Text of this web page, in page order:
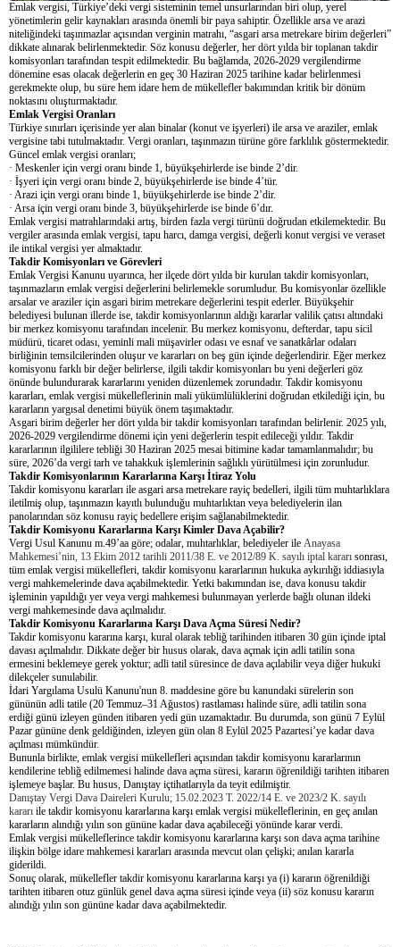
Emlak vergisi, Türkiye’deki vergi sisteminin temel unsurlarından biri olup, yerel
yönetimlerin gelir kaynakları arasında önemli bir paya sahiptir. Özellikle arsa ve arazi
niteliğindeki taşınmazlar açısından verginin matrahı, “asgari arsa metrekare birim değerleri”
dikkate alınarak belirlenmektedir. Söz konusu değerler, her dört yılda bir toplanan takdir
komisyonları tarafından tespit edilmektedir. Bu bağlamda, 2026-2029 vergilendirme
dönemine esas olacak değerlerin en geç 30 Haziran 2025 tarihine kadar belirlenmesi
gerekmekte olup, bu süre hem idare hem de mükellefler bakımından kritik bir dönüm
noktasını oluşturmaktadır.
Emlak Vergisi Oranları
Türkiye sınırları içerisinde yer alan binalar (konut ve işyerleri) ile arsa ve araziler, emlak
vergisine tabi tutulmaktadır. Vergi oranları, taşınmazın türüne göre farklılık göstermektedir.
Güncel emlak vergisi oranları;
· Meskenler için vergi oranı binde 1, büyükşehirlerde ise binde 2’dir.
· İşyeri için vergi oranı binde 2, büyükşehirlerde ise binde 4’tür.
· Arazi için vergi oranı binde 1, büyükşehirlerde ise binde 2’dir.
· Arsa için vergi oranı binde 3, büyükşehirlerde ise binde 6’dır.
Emlak vergisi matrahlarındaki artış, birden fazla vergi türünü doğrudan etkilemektedir. Bu
vergiler arasında emlak vergisi, tapu harcı, damga vergisi, değerli konut vergisi ve veraset
ile intikal vergisi yer almaktadır.
Takdir Komisyonları ve Görevleri
Emlak Vergisi Kanunu uyarınca, her ilçede dört yılda bir kurulan takdir komisyonları,
taşınmazların emlak vergisi değerlerini belirlemekle sorumludur. Bu komisyonlar özellikle
arsalar ve araziler için asgari birim metrekare değerlerini tespit ederler. Büyükşehir
belediyesi bulunan illerde ise, takdir komisyonlarının aldığı kararlar valilik çatısı altındaki
bir merkez komisyonu tarafından incelenir. Bu merkez komisyonu, defterdar, tapu sicil
müdürü, ticaret odası, yeminli mali müşavirler odası ve esnaf ve sanatkârlar odaları
birliğinin temsilcilerinden oluşur ve kararları on beş gün içinde değerlendirir. Eğer merkez
komisyonu farklı bir değer belirlerse, ilgili takdir komisyonları bu yeni değerleri göz
önünde bulundurarak kararlarını yeniden düzenlemek zorundadır. Takdir komisyonu
kararları, emlak vergisi mükelleflerinin mali yükümlülüklerini doğrudan etkilediği için, bu
kararların yargısal denetimi büyük önem taşımaktadır.
Asgari birim değerler her dört yılda bir takdir komisyonları tarafından belirlenir. 2025 yılı,
2026-2029 vergilendirme dönemi için yeni değerlerin tespit edileceği yıldır. Takdir
kararlarının ilgililere tebliği 30 Haziran 2025 mesai bitimine kadar tamamlanmalıdır; bu
süre, 2026’da vergi tarh ve tahakkuk işlemlerinin sağlıklı yürütülmesi için zorunludur.
Takdir Komisyonlarının Kararlarına Karşı İtiraz Yolu
Takdir komisyonu kararları ile asgari arsa metrekare rayiç bedelleri, ilgili tüm muhtarlıklara
iletilmiş olup, taşınmazın kayıtlı bulunduğu muhtarlıktan veya belediyelerin ilan
panolarından söz konusu rayiç bedellere erişim sağlanabilmektedir.
Takdir Komisyonu Kararlarına Karşı Kimler Dava Açabilir?
Vergi Usul Kanunu m.49’aa göre; odalar, muhtarlıklar, belediyeler ile Anayasa
Mahkemesi’nin, 13 Ekim 2012 tarihli 2011/38 E. ve 2012/89 K. sayılı iptal kararı sonrası,
tüm emlak vergisi mükellefleri, takdir komisyonu kararlarının hukuka aykırılığı iddiasıyla
vergi mahkemelerinde dava açabilmektedir. Yetki bakımından ise, dava konusu takdir
işleminin yapıldığı yer veya vergi mahkemesi bulunmayan yerlerde bağlı olunan ildeki
vergi mahkemesinde dava açılmalıdır.
Takdir Komisyonu Kararlarına Karşı Dava Açma Süresi Nedir?
Takdir komisyonu kararına karşı, kural olarak tebliğ tarihinden itibaren 30 gün içinde iptal
davası açılmalıdır. Dikkate değer bir husus olarak, dava açmak için adli tatilin sona
ermesini beklemeye gerek yoktur; adli tatil süresince de dava açılabilir veya diğer hukuki
dilekçeler sunulabilir.
İdari Yargılama Usulü Kanunu'nun 8. maddesine göre bu kanundaki sürelerin son
gününün adli tatile (20 Temmuz–31 Ağustos) rastlaması halinde süre, adli tatilin sona
erdiği günü izleyen günden itibaren yedi gün uzamaktadır. Bu durumda, son günü 7 Eylül
Pazar gününe denk geldiğinden, izleyen gün olan 8 Eylül 2025 Pazartesi’ye kadar dava
açılması mümkündür.
Bununla birlikte, emlak vergisi mükellefleri açısından takdir komisyonu kararlarının
kendilerine tebliğ edilmemesi halinde dava açma süresi, kararın öğrenildiği tarihten itibaren
işlemeye başlar. Bu husus, Danıştay içtihatlarıyla da teyit edilmiştir.
Danıştay Vergi Dava Daireleri Kurulu; 15.02.2023 T. 2022/14 E. ve 2023/2 K. sayılı
kararı ile takdir komisyonu kararlarına karşı emlak vergisi mükelleflerinin, en geç anılan
kararların alındığı yılın son gününe kadar dava açabileceği yönünde karar verdi.
Emlak vergisi mükelleflerince takdir komisyonu kararlarına karşı son dava açma tarihine
ilişkin bölge idare mahkemesi kararları arasında mevcut olan çelişki; anılan kararla
giderildi.
Sonuç olarak, mükellefler takdir komisyonu kararlarına karşı ya (i) kararın öğrenildiği
tarihten itibaren otuz günlük genel dava açma süresi içinde veya (ii) söz konusu kararın
alındığı yılın son gününe kadar dava açabilmektedir.